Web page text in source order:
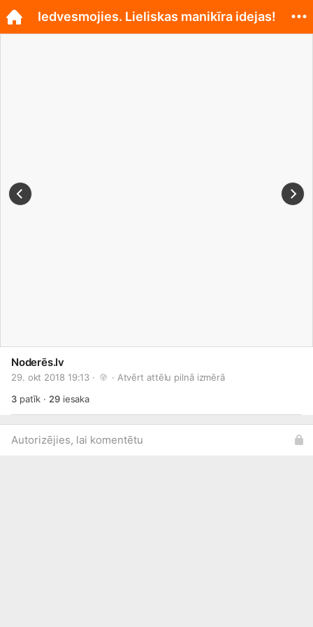
Noderēs.lv
29. okt 2018 19:13 · · Atvērt attēlu pilnā izmērā
3patīk · 29iesaka
Autorizējies, lai komentētu
Iedvesmojies. Lieliskas manikīra idejas!